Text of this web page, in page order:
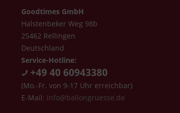
Goodtimes GmbH
Halstenbeker Weg 98b
25462 Rellingen
Deutschland
Service-Hotline:
+49 40 60943380
(Mo.-Fr. von 9-17 Uhr erreichbar)
E-Mail: info@ballongruesse.de